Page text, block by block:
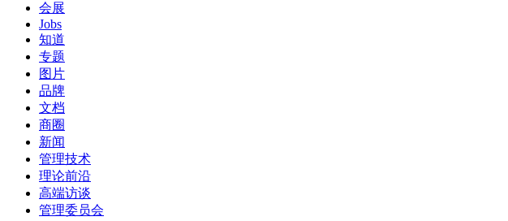
会展
Jobs
知道
专题
图片
品牌
文档
商圈
新闻
管理技术
理论前沿
高端访谈
管理委员会